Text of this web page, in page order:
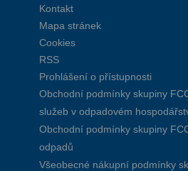
Kontakt
Mapa stránek
Cookies
RSS
Prohlášení o přístupnosti
Obchodní podmínky skupiny
služeb v odpadovém
Obchodní podmínky skupiny
odpadů
Všeobecné nákupní podmínky